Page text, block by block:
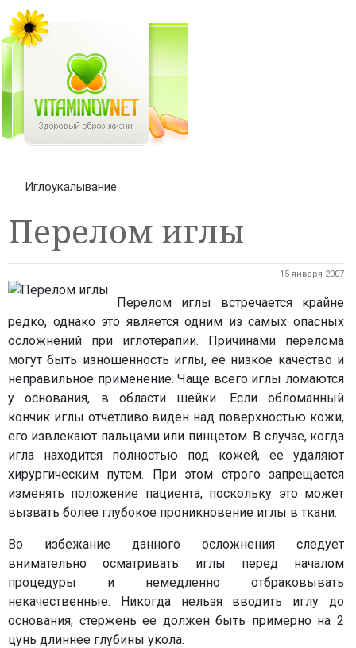
Иглоукалывание
Перелом иглы
15 января 2007
Перелом иглы встречается крайне
редко, однако это является одним из самых опасных
осложнений при иглотерапии. Причинами перелома
могут быть изношенность иглы, ее низкое качество и
неправильное применение. Чаще всего иглы ломаются
у основания, в области шейки. Если обломанный
кончик иглы отчетливо виден над поверхностью кожи,
его извлекают пальцами или пинцетом. В случае, когда
игла находится полностью под кожей, ее удаляют
хирургическим путем. При этом строго запрещается
изменять положение пациента, поскольку это может
вызвать более глубокое проникновение иглы в ткани.
Во избежание данного осложнения следует
внимательно осматривать иглы перед началом
процедуры и немедленно отбраковывать
некачественные. Никогда нельзя вводить иглу до
основания; стержень ее должен быть примерно на 2
цунь длиннее глубины укола.